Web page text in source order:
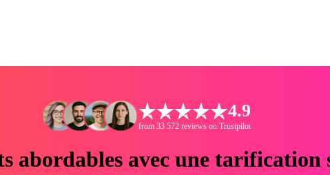
4.9
from 33 572 reviews on Trustpilot
abordables avec une tarification